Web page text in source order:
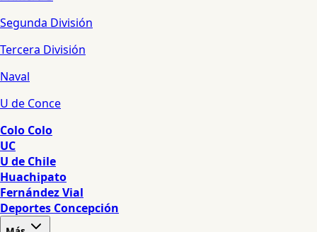
Segunda División
Tercera División
Naval
U de Conce
Colo Colo
UC
U de Chile
Huachipato
Fernández Vial
Deportes Concepción